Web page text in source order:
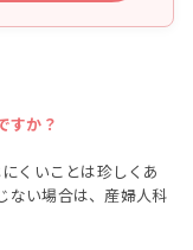
すか？
くいことは珍しくあ
ない場合は、産婦人科